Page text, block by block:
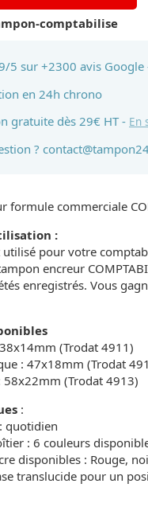
comptabilise
5 sur +2300 avis Google
en 24h chrono
gratuite dès 29€ HT - En
?
formule commerciale
:
pour votre
encreur
enregistrés. Vous
(Trodat 4911)
: 47x18mm (Trodat
58x22mm (Trodat 4913)
:
quotidien
: 6 couleurs
disponibles : Rouge,
translucide pour un